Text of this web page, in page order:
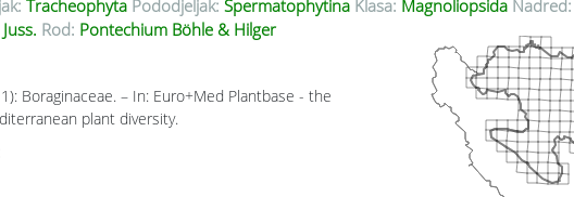
Tracheophyta Pododjeljak: Spermatophytina Klasa: Magnoliopsida Nadred:
Rod: Pontechium Böhle & Hilger
Boraginaceae. – In: Euro+Med Plantbase - the
plant diversity.